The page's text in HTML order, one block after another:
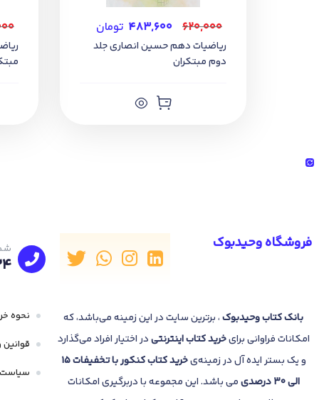
۶۲۰,۰۰۰ ۴۸۳,۶۰۰ تومان
ریاضیات دهم حسین انصاری جلد
دوم مبتکران
فروشگاه وحیدبوک
بانککتاب وحیدبوک، برترین سایت در این زمینه می‌باشد، که
امکانات فراوانی برایخرید کتاباینترنتیدر اختیار افراد می‌گذارد
و یک بستر ایده آل در زمینه‌ی
خرید کتاب کنکور با تخفیفات 15
الی 30 درصدی
می باشد. این مجموعه با دربرگیری امکانات
نحوه